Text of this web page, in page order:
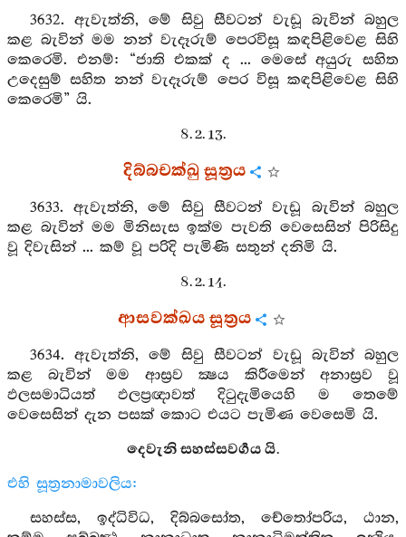
3632. ඇවැත්නි, මේ සිවු සීවටන් වැඩූ බැවින් බහුල
කළ බැවින් මම නන් වැදෑරුම් පෙරවිසූ කඳපිළිවෙළ සිහි
කෙරෙමි. එනම්: “ජාති එකක් ද ... මෙසේ අයුරු සහිත
උදෙසුම් සහිත නන් වැදෑරුම් පෙර විසූ කඳපිළිවෙළ සිහි
කෙරෙමි” යි.
8. 2. 13.
දිබ්බචක්ඛු සූත්‍රය
3633. ඇවැත්නි, මේ සිවු සීවටන් වැඩූ බැවින් බහුල
කළ බැවින් මම මිනිසැස ඉක්ම පැවති වෙසෙසින් පිරිසිදු
වූ දිවැසින් ... කම් වූ පරිදි පැමිණි සතුන් දනිමි යි.
8. 2. 14.
ආසවක්ඛය සූත්‍රය
3634. ඇවැත්නි, මේ සිවු සීවටන් වැඩූ බැවින් බහුල
කළ බැවින් මම ආස්‍රව ක්‍ෂය කිරීමෙන් අනාස්‍රව වූ
ඵලසමාධියත් ඵලප්‍රඥාවත් දිටුදැමියෙහි ම තෙමේ
වෙසෙසින් දැන පසක් කොට එයට පැමිණ වෙසෙමි යි.
දෙවැනි සහස්සවර්‍ගය යි.
එහි සූත්‍රනාමාවලිය:
සහස්ස, ඉද්ධිවිධ, දිබ්බසෝත, චේතෝපරිය, ඨාන,